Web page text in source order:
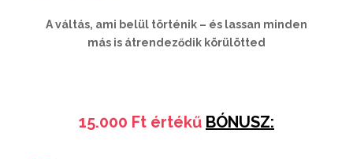
A váltás, ami belül történik – és lassan minden
más is átrendeződik körülötted
15.000 Ft értékű BÓNUSZ: